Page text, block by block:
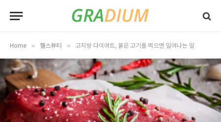
Home » 헬스뷰티 » 고지방 다이어트, 붉은 고기를 먹으면 일어나는 일